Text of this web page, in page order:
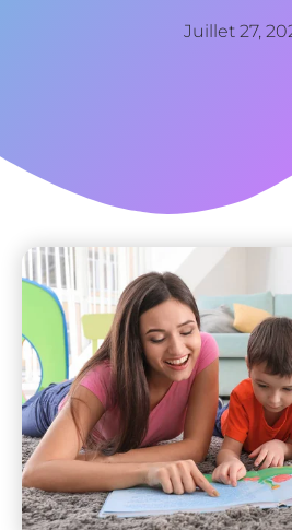
Juillet 27,